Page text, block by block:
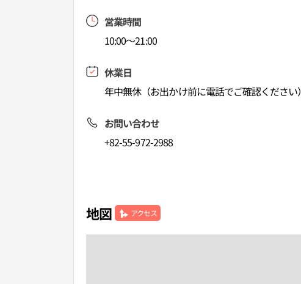
営業時間
10:00～21:00
休業日
年中無休（お出かけ前に電話でご確認ください）
お問い合わせ
+82-55-972-2988
地図 アクセス